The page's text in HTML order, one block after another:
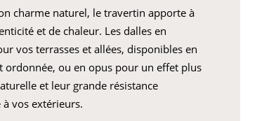
charme naturel, le travertin apporte à
et de chaleur. Les dalles en
vos terrasses et allées, disponibles en
ou en opus pour un effet plus
et leur grande résistance
vos extérieurs.